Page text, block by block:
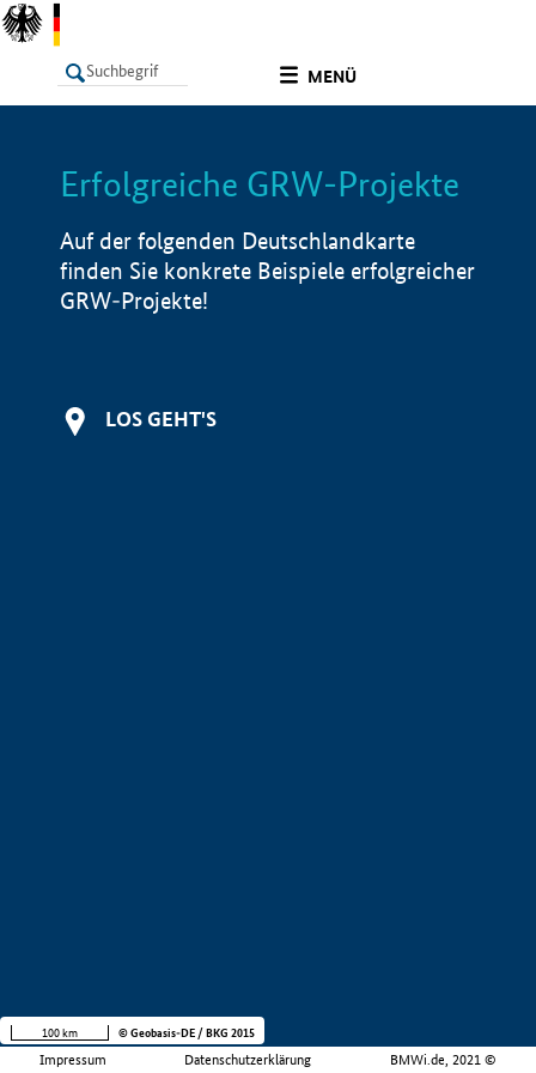
MENÜ
LISTE Info
Erfolgreiche GRW-Projekte
Auf der folgenden Deutschlandkarte
finden Sie konkrete Beispiele erfolgreicher
GRW-Projekte!
LOS GEHT'S
Impressum Datenschutzerklärung BMWi.de, 2021 ©
100 km © Geobasis-DE / BKG 2015